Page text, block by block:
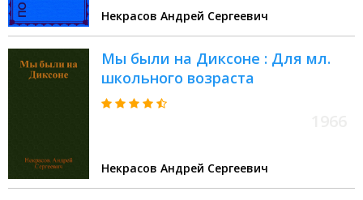
Некрасов Андрей Сергеевич
Мы были на Диксоне : Для мл.
школьного возраста
Некрасов Андрей Сергеевич